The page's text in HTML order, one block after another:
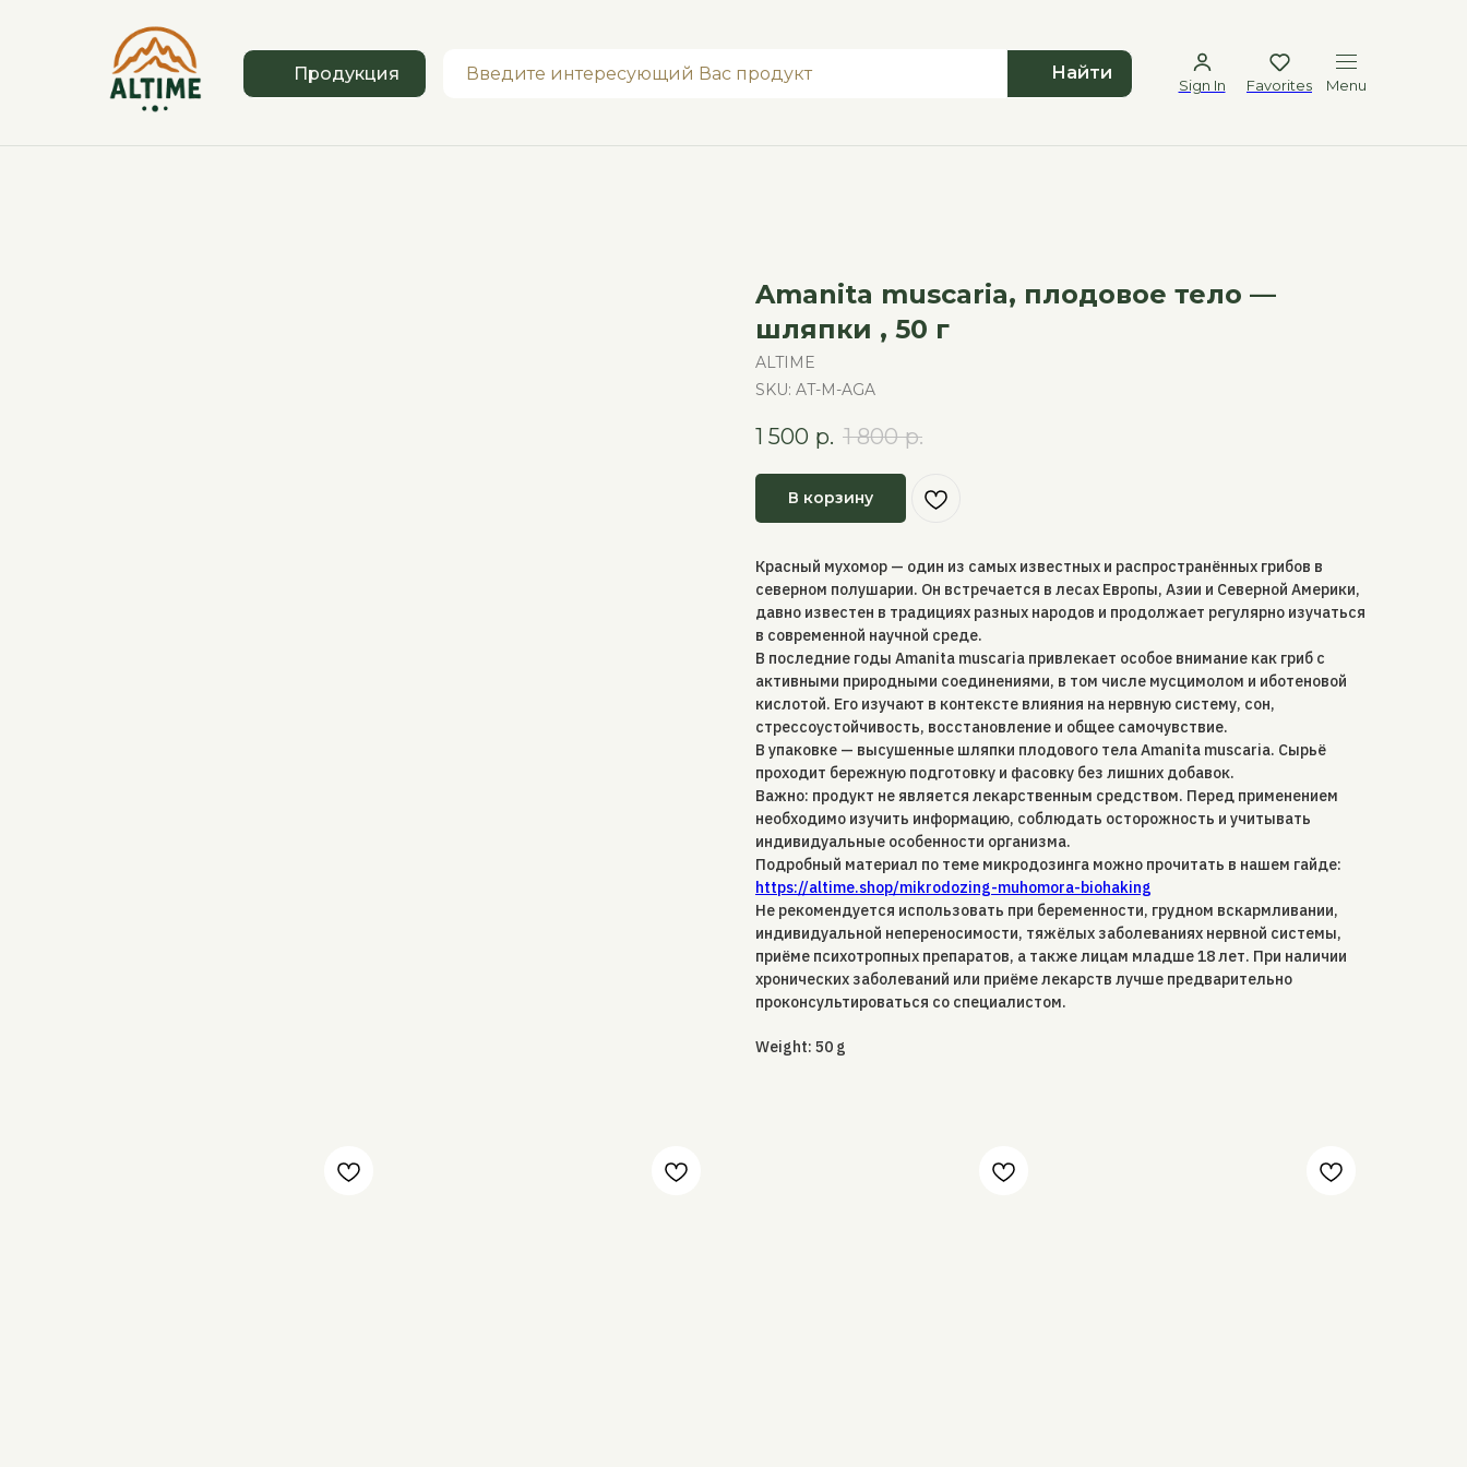
Продукция Найти
Sign In Favorites Menu
Amanita muscaria, плодовое тело —
шляпки , 50 г
ALTIME
SKU: AT-M-AGA
1 500 р. 1 800 р.
В корзину
Красный мухомор — один из самых известных и распространённых грибов в
северном полушарии. Он встречается в лесах Европы, Азии и Северной Америки,
давно известен в традициях разных народов и продолжает регулярно изучаться
в современной научной среде.
В последние годы Amanita muscaria привлекает особое внимание как гриб с
активными природными соединениями, в том числе мусцимолом и иботеновой
кислотой. Его изучают в контексте влияния на нервную систему, сон,
стрессоустойчивость, восстановление и общее самочувствие.
В упаковке — высушенные шляпки плодового тела Amanita muscaria. Сырьё
проходит бережную подготовку и фасовку без лишних добавок.
Важно: продукт не является лекарственным средством. Перед применением
необходимо изучить информацию, соблюдать осторожность и учитывать
индивидуальные особенности организма.
Подробный материал по теме микродозинга можно прочитать в нашем гайде:
https://altime.shop/mikrodozing-muhomora-biohaking
Не рекомендуется использовать при беременности, грудном вскармливании,
индивидуальной непереносимости, тяжёлых заболеваниях нервной системы,
приёме психотропных препаратов, а также лицам младше 18 лет. При наличии
хронических заболеваний или приёме лекарств лучше предварительно
проконсультироваться со специалистом.
Weight: 50 g